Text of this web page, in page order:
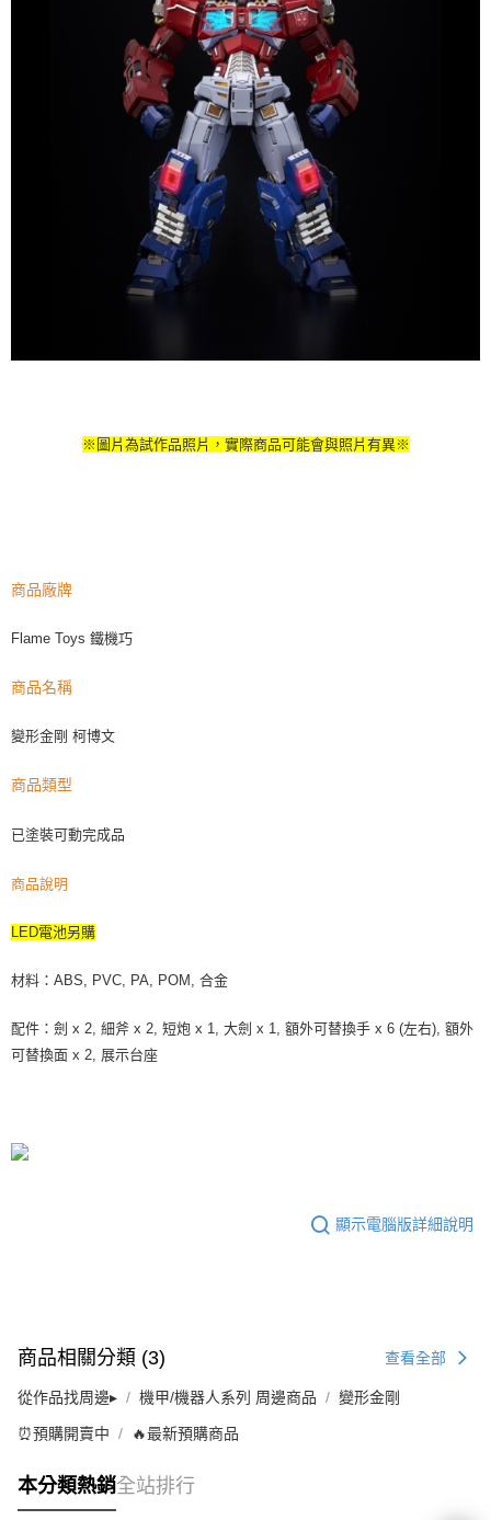
※圖片為試作品照片，實際商品可能會與照片有異※
商品廠牌
Flame Toys 鐵機巧
商品名稱
變形金剛 柯博文
商品類型
已塗裝可動完成品
商品說明
LED電池另購
材料：ABS, PVC, PA, POM, 合金
配件：劍 x 2, 細斧 x 2, 短炮 x 1, 大劍 x 1, 額外可替換手 x 6 (左右), 額外
可替換面 x 2, 展示台座
顯示電腦版詳細說明
商品相關分類 (3) 查看全部
從作品找周邊▸ 機甲/機器人系列 周邊商品 變形金剛
⏰預購開賣中 🔥最新預購商品
本分類熱銷全站排行